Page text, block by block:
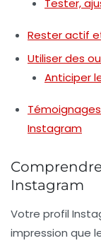
Tester,
Rester actif
Utiliser des
Anticiper
Instagram
Instagram
Votre profil
impression que